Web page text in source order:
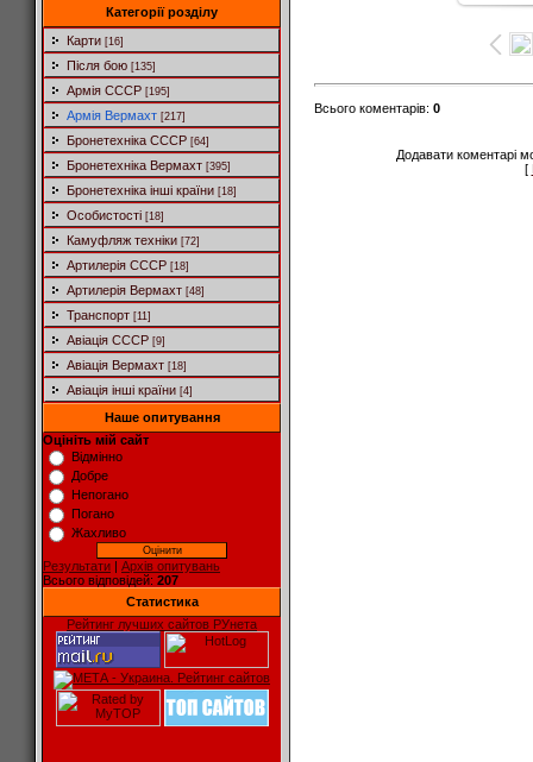
Категорії розділу
Карти [16]
Після бою [135]
Армія СССР [195]
Армія Вермахт [217]
Бронетехніка СССР [64]
Бронетехніка Вермахт [395]
Бронетехніка інші країни [18]
Особистості [18]
Камуфляж техніки [72]
Артилерія СССР [18]
Артилерія Вермахт [48]
Транспорт [11]
Авіація СССР [9]
Авіація Вермахт [18]
Авіація інші країни [4]
Наше опитування
Оцініть мій сайт
Відмінно
Добре
Непогано
Погано
Жахливо
Результати | Архів опитувань
Всього відповідей: 207
Статистика
Рейтинг лучших сайтов РУнета
Всього коментарів: 0
Додавати коментарі
[